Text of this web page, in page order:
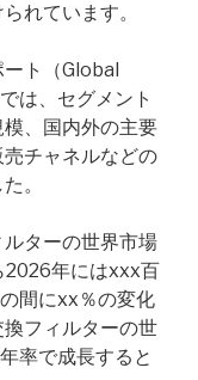
れています。
ト（Global
は、セグメント
、国内外の主要
チャネルなどの
。
ターの世界市場
2026年にはxxx百
間にxx％の変化
フィルターの世
率で成長すると